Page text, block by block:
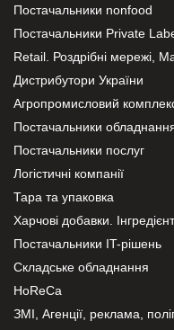
Постачальники nonfood
Постачальники Private
Retail. Роздрібні мережі,
Дистрибутори України
Агропромисловий
Постачальники
Постачальники послуг
Логістичні компанії
Тара та упаковка
Харчові добавки.
Постачальники IT-рішень
Складське обладнання
HoReCa
ЗМІ, Агенції, реклама,